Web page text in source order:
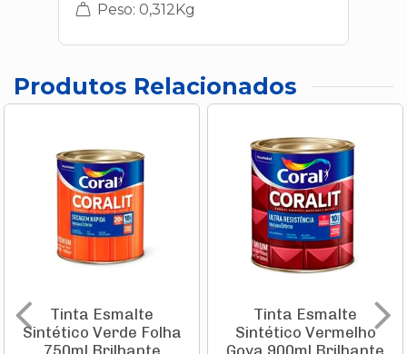
Peso: 0,312Kg
Produtos Relacionados
Tinta Esmalte
Sintético Verde Folha
Tinta Esmalte
Sintético Vermelho